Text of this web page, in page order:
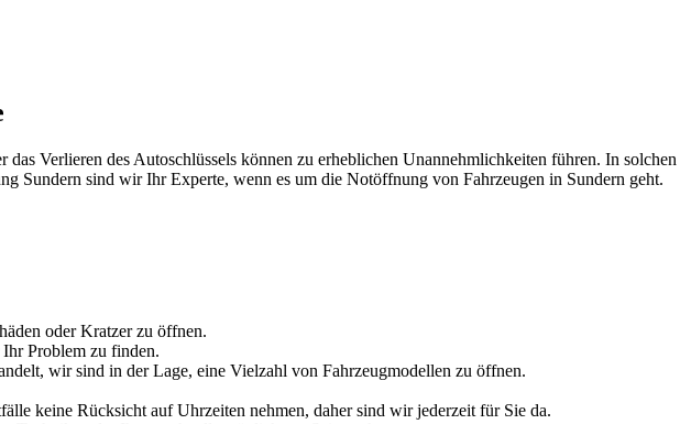
Verlieren des Autoschlüssels können zu erheblichen Unannehmlichkeiten führen. In solchen
Sundern sind wir Ihr Experte, wenn es um die Notöffnung von Fahrzeugen in Sundern geht.
oder Kratzer zu öffnen.
Problem zu finden.
wir sind in der Lage, eine Vielzahl von Fahrzeugmodellen zu öffnen.
keine Rücksicht auf Uhrzeiten nehmen, daher sind wir jederzeit für Sie da.